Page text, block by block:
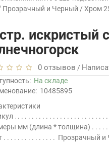
Прозрачный и Черный / Хром
искристый
0 отзывов /
На складе
10485895
мм (длина * толщина)
Прозрачный